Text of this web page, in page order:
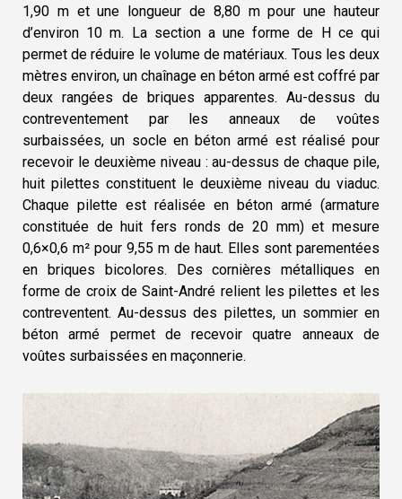
1,90 m et une longueur de 8,80 m pour une hauteur
d’environ 10 m. La section a une forme de H ce qui
permet de réduire le volume de matériaux. Tous les deux
mètres environ, un chaînage en béton armé est coffré par
deux rangées de briques apparentes. Au-dessus du
contreventement par les anneaux de voûtes
surbaissées, un socle en béton armé est réalisé pour
recevoir le deuxième niveau : au-dessus de chaque pile,
huit pilettes constituent le deuxième niveau du viaduc.
Chaque pilette est réalisée en béton armé (armature
constituée de huit fers ronds de 20 mm) et mesure
0,6×0,6 m² pour 9,55 m de haut. Elles sont parementées
en briques bicolores. Des cornières métalliques en
forme de croix de Saint-André relient les pilettes et les
contreventent. Au-dessus des pilettes, un sommier en
béton armé permet de recevoir quatre anneaux de
voûtes surbaissées en maçonnerie.